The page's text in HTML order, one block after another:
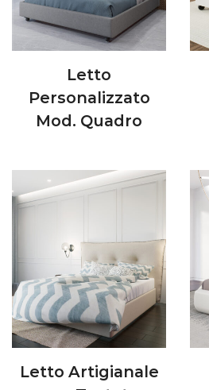
Letto
Personalizzato
Mod. Quadro
Letto Artigianale